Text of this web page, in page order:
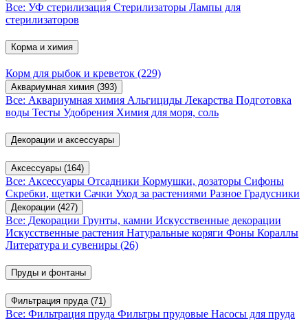
Все: УФ стерилизация Стерилизаторы Лампы для
стерилизаторов
Корма и химия
Корм для рыбок и креветок (229)
Аквариумная химия (393)
Все: Аквариумная химия Альгициды Лекарства Подготовка
воды Тесты Удобрения Химия для моря, соль
Декорации и аксессуары
Аксессуары (164)
Все: Аксессуары Отсадники Кормушки, дозаторы Сифоны
Скребки, щетки Сачки Уход за растениями Разное Градусники
Декорации (427)
Все: Декорации Грунты, камни Искусственные декорации
Искусственные растения Натуральные коряги Фоны Кораллы
Литература и сувениры (26)
Пруды и фонтаны
Фильтрация пруда (71)
Все: Фильтрация пруда Фильтры прудовые Насосы для пруда